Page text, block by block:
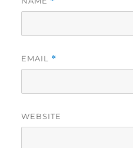
EMAIL *
WEBSITE